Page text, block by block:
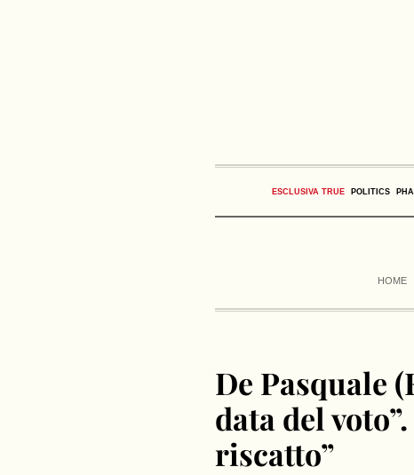
ESCLUSIVA TRUE POLITICS
HOME
De Pasquale
data del
riscatto”